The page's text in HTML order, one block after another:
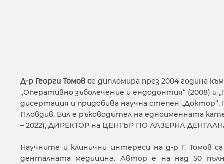
Д-р Георги Томов се дипломира през 2004 година
„Оперативно зъболечение и ендодонтия“ (2008) и
дисертация и придобива научна степен „Доктор“.
Пловдив. Бил е ръководител на едноименната
– 2022), ДИРЕКТОР на ЦЕНТЪР ПО ЛАЗЕРНА
Научните и клинични интереси на д-р Г. Томов
денталната медицина. Автор е на над 50